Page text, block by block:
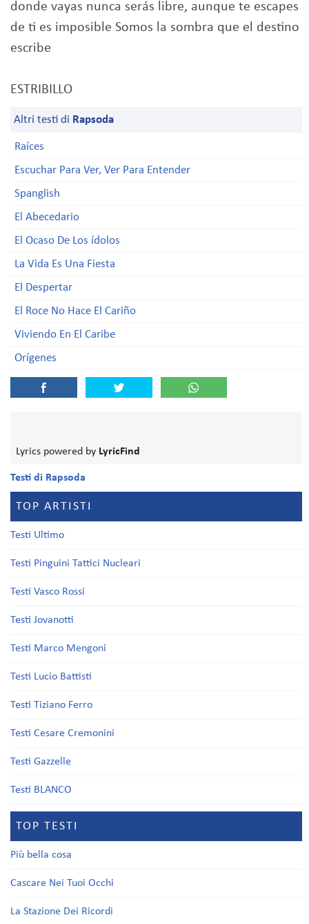
donde vayas nunca serás libre, aunque te escapes
de ti es imposible Somos la sombra que el destino
escribe
ESTRIBILLO
Altri testi di Rapsoda
Raíces
Escuchar Para Ver, Ver Para Entender
Spanglish
El Abecedario
El Ocaso De Los ídolos
La Vida Es Una Fiesta
El Despertar
El Roce No Hace El Cariño
Viviendo En El Caribe
Orígenes
Lyrics powered by LyricFind
Testi di Rapsoda
TOP ARTISTI
Testi Ultimo
Testi Pinguini Tattici Nucleari
Testi Vasco Rossi
Testi Jovanotti
Testi Marco Mengoni
Testi Lucio Battisti
Testi Tiziano Ferro
Testi Cesare Cremonini
Testi Gazzelle
Testi BLANCO
TOP TESTI
Più bella cosa
Cascare Nei Tuoi Occhi
La Stazione Dei Ricordi